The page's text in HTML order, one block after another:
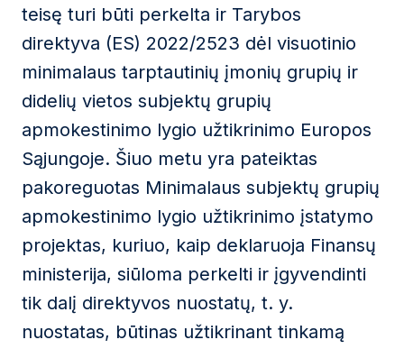
teisę turi būti perkelta ir Tarybos
direktyva (ES) 2022/2523 dėl visuotinio
minimalaus tarptautinių įmonių grupių ir
didelių vietos subjektų grupių
apmokestinimo lygio užtikrinimo Europos
Sąjungoje. Šiuo metu yra pateiktas
pakoreguotas Minimalaus subjektų grupių
apmokestinimo lygio užtikrinimo įstatymo
projektas, kuriuo, kaip deklaruoja Finansų
ministerija, siūloma perkelti ir įgyvendinti
tik dalį direktyvos nuostatų, t. y.
nuostatas, būtinas užtikrinant tinkamą